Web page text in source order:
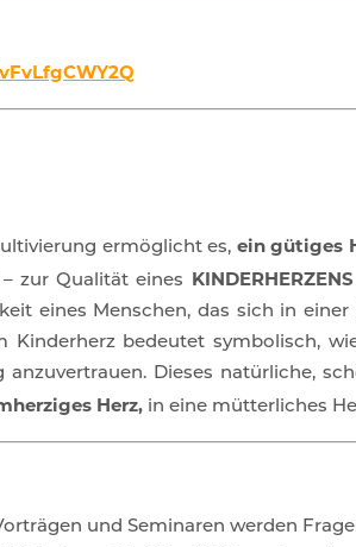
ermöglicht es, ein gütiges
zur Qualität eines KINDERHERZENS
eines Menschen, das sich in
bedeutet symbolisch,
Dieses natürliche,
Herz, in eine mütterliches
und Seminaren werden